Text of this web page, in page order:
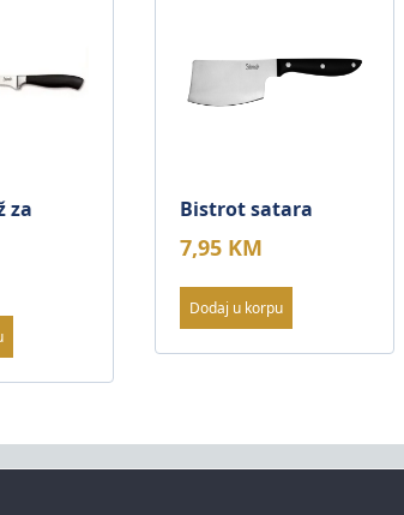
za
Bistrot satara
7,95 KM
Dodaj u korpu